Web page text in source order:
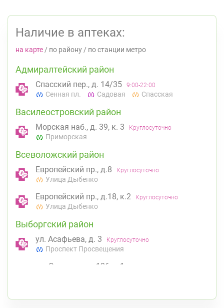
Наличие в аптеках:
на карте / по району / по станции метро
Адмиралтейский район
Спасский пер., д. 14/35 9:00-22:00
Сенная пл. Садовая Спасская
Василеостровский район
Морская наб., д. 39, к. 3 Круглосуточно
Приморская
Всеволожский район
Европейский пр., д.8 Круглосуточно
Улица Дыбенко
Европейский пр., д.18, к.2 Круглосуточно
Улица Дыбенко
Выборгский район
ул. Асафьева, д. 3 Круглосуточно
Проспект Просвещения
пр. Энгельса, д. 126 к. 1